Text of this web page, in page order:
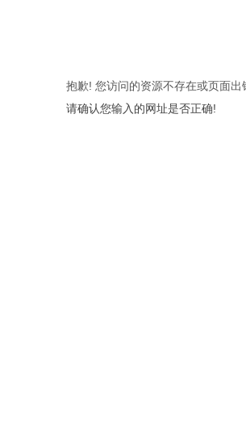
抱歉! 您访问的资源不存在或页面出
请确认您输入的网址是否正确!